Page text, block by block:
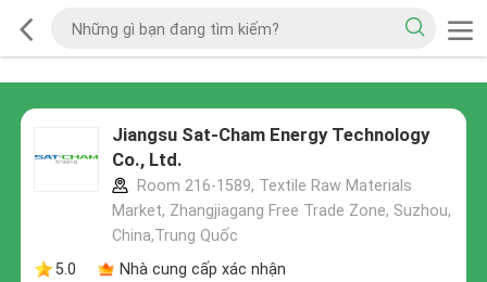
Jiangsu Sat-Cham Energy Technology
Co., Ltd.
Room 216-1589, Textile Raw Materials
Market, Zhangjiagang Free Trade Zone, Suzhou,
China,Trung Quốc
5.0
Nhà cung cấp xác nhận